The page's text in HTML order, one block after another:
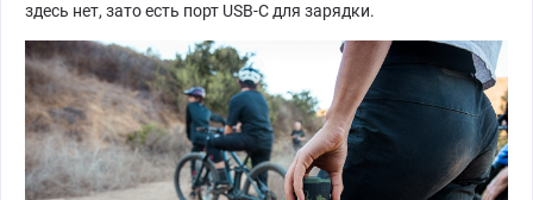
здесь нет, зато есть порт USB-C для зарядки.